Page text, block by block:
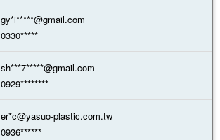
gy*i*****@gmail.com
0330*****
sh***7*****@gmail.com
0929********
er*c@yasuo-plastic.com.tw
0936******